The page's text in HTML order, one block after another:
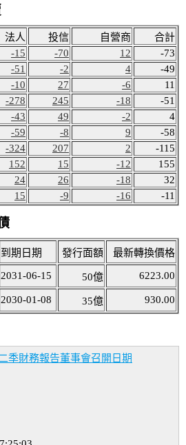
法人 投信 自營商
合計
-15 -70 12
-73
-51 -2 4
-49
-10 27 -6
11
-278 245 -18
-51
-43 49 -2
4
-59 -8 9
-58
-324 207 2
-115
152 15 -12
155
24 26 -18
32
15 -9 -16 -11
到期日期 發行面額 最新轉換價格
2031-06-15 50億 6223.00
2030-01-08 35億 930.00
季財務報告董事會召開日期